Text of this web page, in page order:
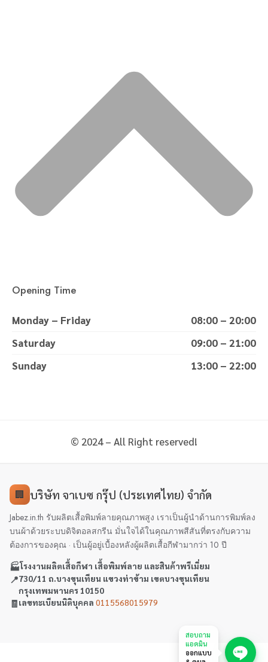
Opening Time
Monday – Friday
08:00 – 20:00
Saturday
09:00 – 21:00
Sunday
13:00 – 22:00
© 2024 – All Right reserved!
🏢 บริษัท จาเบซ กรุ๊ป (ประเทศไทย) จำกัด
Jabez.in.th รับผลิตเสื้อพิมพ์ลายคุณภาพสูง เราเป็นผู้นำด้านการพิมพ์ลง
บนผ้าด้วยระบบดิจิตอลสกรีน มั่นใจได้ในคุณภาพสีสันที่ตรงกับความ
ต้องการของคุณ · เป็นผู้อยู่เบื้องหลังผู้ผลิตเสื้อกีฬามากว่า 10 ปี
🏭โรงงานผลิตเสื้อกีฬา เสื้อพิมพ์ลาย และสินค้าพรีเมี่ยม
📍730/11 ถ.บางขุนเทียน แขวงท่าข้าม เขตบางขุนเทียน
กรุงเทพมหานคร 10150
🧾เลขทะเบียนนิติบุคคล 0115568015979
สอบถาม
แอดมิน
ออกแบบ